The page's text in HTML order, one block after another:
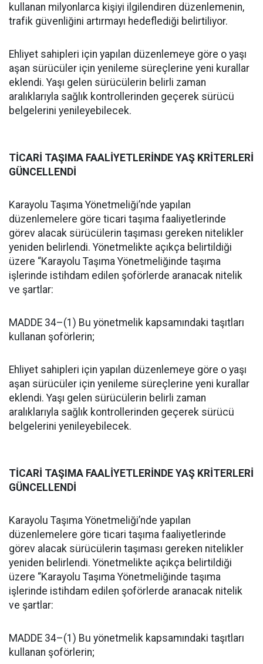
kullanan milyonlarca kişiyi ilgilendiren düzenlemenin,
trafik güvenliğini artırmayı hedeflediği belirtiliyor.
Ehliyet sahipleri için yapılan düzenlemeye göre o yaşı
aşan sürücüler için yenileme süreçlerine yeni kurallar
eklendi. Yaşı gelen sürücülerin belirli zaman
aralıklarıyla sağlık kontrollerinden geçerek sürücü
belgelerini yenileyebilecek.
TİCARİ TAŞIMA FAALİYETLERİNDE YAŞ KRİTERLERİ
GÜNCELLENDİ
Karayolu Taşıma Yönetmeliği’nde yapılan
düzenlemelere göre ticari taşıma faaliyetlerinde
görev alacak sürücülerin taşıması gereken nitelikler
yeniden belirlendi. Yönetmelikte açıkça belirtildiği
üzere “Karayolu Taşıma Yönetmeliğinde taşıma
işlerinde istihdam edilen şoförlerde aranacak nitelik
ve şartlar:
MADDE 34–(1) Bu yönetmelik kapsamındaki taşıtları
kullanan şoförlerin;
Ehliyet sahipleri için yapılan düzenlemeye göre o yaşı
aşan sürücüler için yenileme süreçlerine yeni kurallar
eklendi. Yaşı gelen sürücülerin belirli zaman
aralıklarıyla sağlık kontrollerinden geçerek sürücü
belgelerini yenileyebilecek.
TİCARİ TAŞIMA FAALİYETLERİNDE YAŞ KRİTERLERİ
GÜNCELLENDİ
Karayolu Taşıma Yönetmeliği’nde yapılan
düzenlemelere göre ticari taşıma faaliyetlerinde
görev alacak sürücülerin taşıması gereken nitelikler
yeniden belirlendi. Yönetmelikte açıkça belirtildiği
üzere “Karayolu Taşıma Yönetmeliğinde taşıma
işlerinde istihdam edilen şoförlerde aranacak nitelik
ve şartlar:
MADDE 34–(1) Bu yönetmelik kapsamındaki taşıtları
kullanan şoförlerin;